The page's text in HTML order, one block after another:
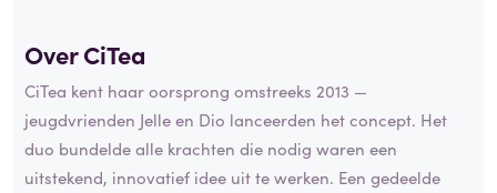
Over CiTea
CiTea kent haar oorsprong omstreeks 2013 —
jeugdvrienden Jelle en Dio lanceerden het concept. Het
duo bundelde alle krachten die nodig waren een
uitstekend, innovatief idee uit te werken. Een gedeelde